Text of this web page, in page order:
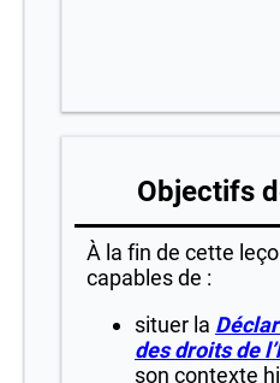
Objectifs
À la fin de cette
capables de :
situer la
des droits de
son contexte